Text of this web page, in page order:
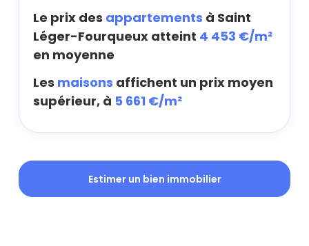
Le prix des appartements à Saint
Léger-Fourqueux atteint 4 453 €/m²
en moyenne
Les maisons affichent un prix moyen
supérieur, à 5 661 €/m²
Estimer un bien immobilier